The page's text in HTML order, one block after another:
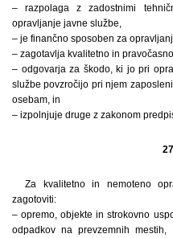
– razpolaga z zadostnimi
opravljanje javne službe,
– je finančno sposoben za
– zagotavlja kvalitetno in
– odgovarja za škodo, ki jo pri
službe povzročijo pri njem
osebam, in
– izpolnjuje druge z zakonom
Za kvalitetno in nemoteno
zagotoviti:
– opremo, objekte in strokovno
odpadkov na prevzemnih